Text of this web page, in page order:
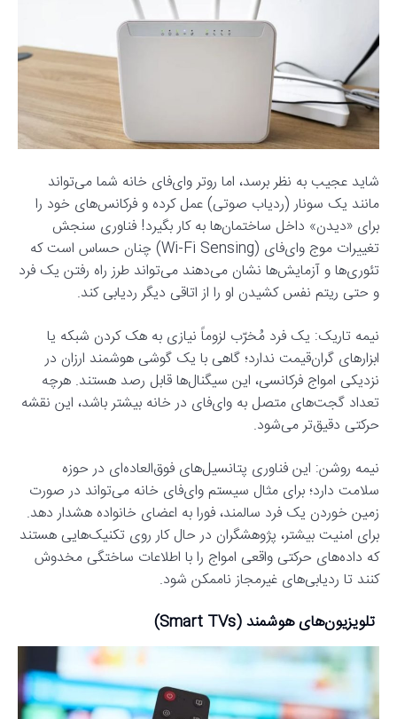
شاید عجیب به نظر برسد، اما روتر وای‌فای خانه شما می‌تواند
مانند یک سونار (ردیاب صوتی) عمل کرده و فرکانس‌های خود را
برای «دیدن» داخل ساختمان‌ها به کار بگیرد! فناوری سنجش
تغییرات موج وای‌فای (Wi-Fi Sensing) چنان حساس است که
تئوری‌ها و آزمایش‌ها نشان می‌دهند می‌تواند طرز راه رفتن یک فرد
و حتی ریتم نفس کشیدن او را از اتاقی دیگر ردیابی کند.
نیمه تاریک: یک فرد مُخرّب لزوماً نیازی به هک کردن شبکه یا
ابزارهای گران‌قیمت ندارد؛ گاهی با یک گوشی هوشمند ارزان در
نزدیکی امواج فرکانسی، این سیگنال‌ها قابل رصد هستند. هرچه
تعداد گجت‌های متصل به وای‌فای در خانه بیشتر باشد، این نقشه
حرکتی دقیق‌تر می‌شود.
نیمه روشن: این فناوری پتانسیل‌های فوق‌العاده‌ای در حوزه
سلامت دارد؛ برای مثال سیستم وای‌فای خانه می‌تواند در صورت
زمین خوردن یک فرد سالمند، فورا به اعضای خانواده هشدار دهد.
برای امنیت بیشتر، پژوهشگران در حال کار روی تکنیک‌هایی هستند
که داده‌های حرکتی واقعی امواج را با اطلاعات ساختگی مخدوش
کنند تا ردیابی‌های غیرمجاز ناممکن شود.
تلویزیون‌های هوشمند (Smart TVs)